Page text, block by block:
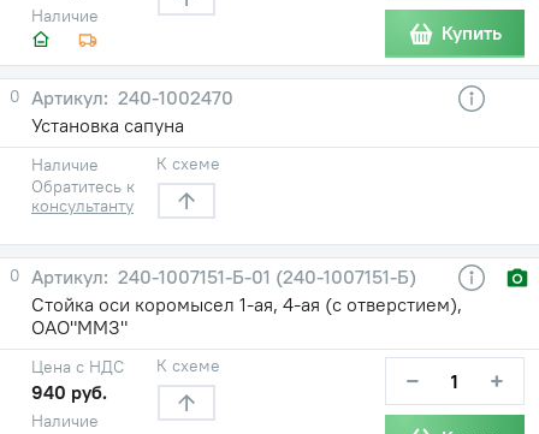
Наличие
Купить
0
240-1002470
Установка сапуна
Наличие
Обратитесь к
консультанту
К схеме
0
240-1007151-Б-01 (240-1007151-Б)
Стойка оси коромысел 1-ая, 4-ая (с отверстием),
ОАО"ММЗ"
Наличие
Цена с НДС
940 руб.
К схеме − +